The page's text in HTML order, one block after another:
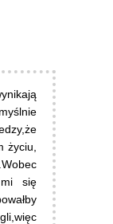
życiu,
mi się